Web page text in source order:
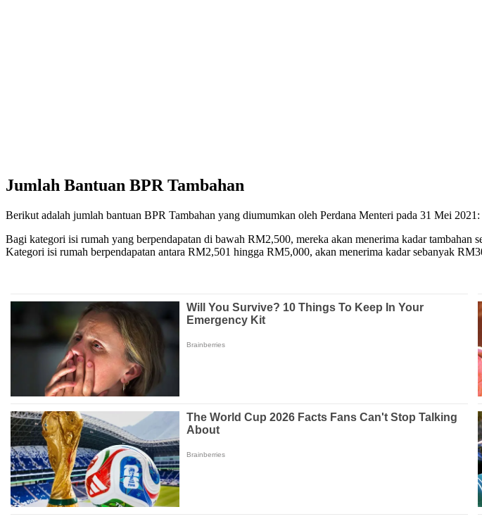
Jumlah Bantuan BPR Tambahan
Berikut adalah jumlah bantuan BPR Tambahan yang diumumkan oleh Perdana Menteri pada 31 Mei 2021:
Bagi kategori isi rumah yang berpendapatan di bawah RM2,500, mereka akan menerima kadar tambahan
Kategori isi rumah berpendapatan antara RM2,501 hingga RM5,000, akan menerima kadar sebanyak